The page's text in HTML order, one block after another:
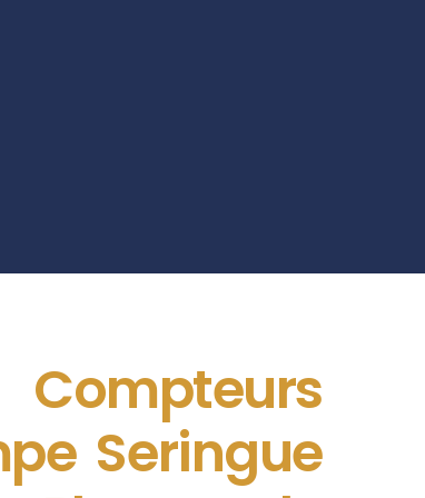
Seringue